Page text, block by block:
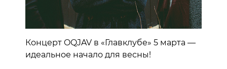
Концерт OQJAV в «Главклубе» 5 марта —
идеальное начало для весны!